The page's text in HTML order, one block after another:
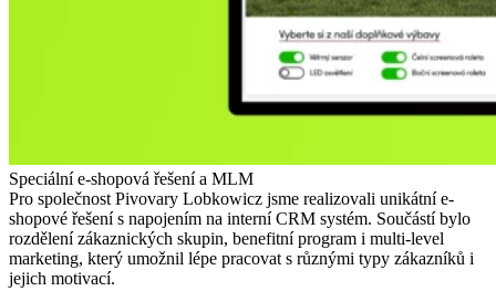
Speciální e-shopová řešení a MLM
Pro společnost Pivovary Lobkowicz jsme realizovali unikátní e-
shopové řešení s napojením na interní CRM systém. Součástí bylo
rozdělení zákaznických skupin, benefitní program i multi-level
marketing, který umožnil lépe pracovat s různými typy zákazníků i
jejich motivací.